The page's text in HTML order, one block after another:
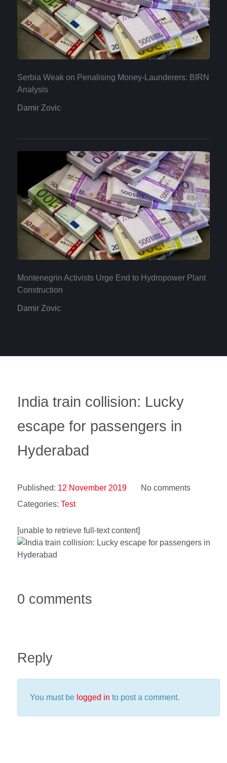
Serbia Weak on Penalising Money-Launderers: BIRN
Analysis
Damir Zovic
Montenegrin Activists Urge End to Hydropower Plant
Construction
Damir Zovic
India train collision: Lucky
escape for passengers in
Hyderabad
Published: 12 November 2019
No comments
Categories: Test
[unable to retrieve full-text content]
0 comments
Reply
You must be logged in to post a comment.